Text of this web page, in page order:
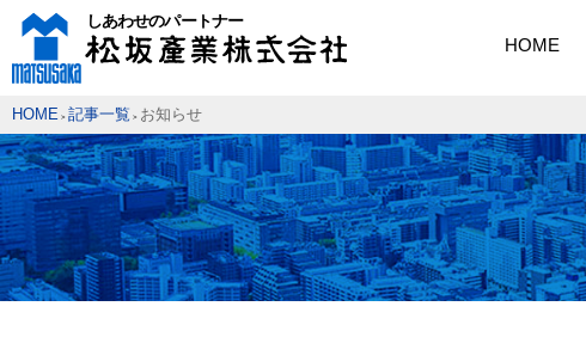
HOME
HOME > 記事一覧 > お知らせ